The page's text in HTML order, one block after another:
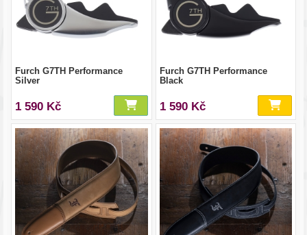
Furch G7TH Performance
Silver
1 590 Kč
Furch G7TH Performance
Black
1 590 Kč